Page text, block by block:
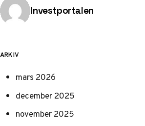
Publicerad av
Investportalen
ARKIV
mars 2026
december 2025
november 2025